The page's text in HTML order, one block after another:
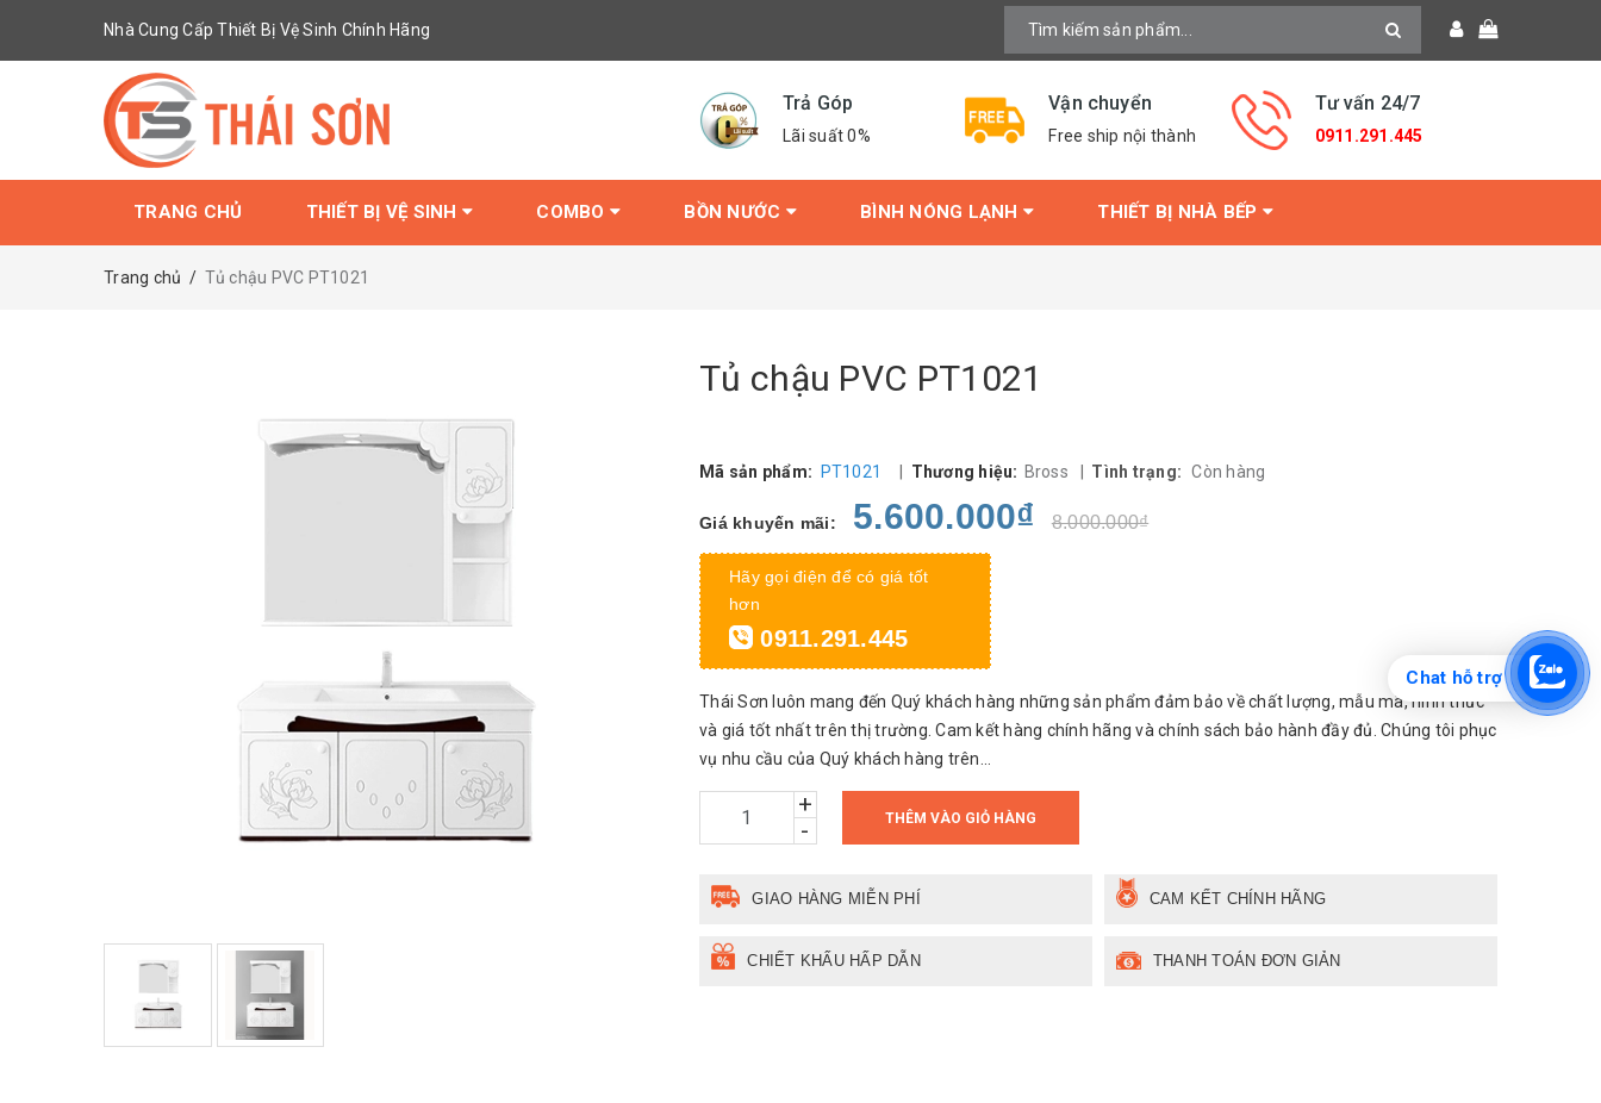
Nhà Cung Cấp Thiết Bị Vệ Sinh Chính Hãng
Trả Góp
Lãi suất 0%
Vận chuyển
Free ship nội thành
Tư vấn 24/7
0911.291.445
TRANG CHỦ THIẾT BỊ VỆ SINH COMBO BỒN NƯỚC BÌNH NÓNG LẠNH THIẾT BỊ NHÀ BẾP
Trang chủ / Tủ chậu PVC PT1021
Tủ chậu PVC PT1021
Mã sản phẩm: PT1021 Thương hiệu: Bross Tình trạng: Còn hàng
Giá khuyến mãi: 5.600.000₫ 8.000.000₫
Hãy gọi điện để có giá tốt
hơn
0911.291.445
Thái Sơn luôn mang đến Quý khách hàng những sản phẩm đảm bảo về chất lượng, mẫu mã, hình thức
và giá tốt nhất trên thị trường. Cam kết hàng chính hãng và chính sách bảo hành đầy đủ. Chúng tôi phục
vụ nhu cầu của Quý khách hàng trên...
+
-
THÊM VÀO GIỎ HÀNG
GIAO HÀNG MIỄN PHÍ CAM KẾT CHÍNH HÃNG
CHIẾT KHẤU HẤP DẪN THANH TOÁN ĐƠN GIẢN
Chat hỗ trợ